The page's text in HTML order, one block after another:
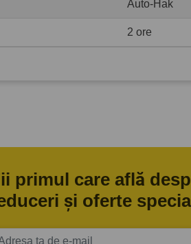
Auto-Hak
2 ore
primul care află
și oferte